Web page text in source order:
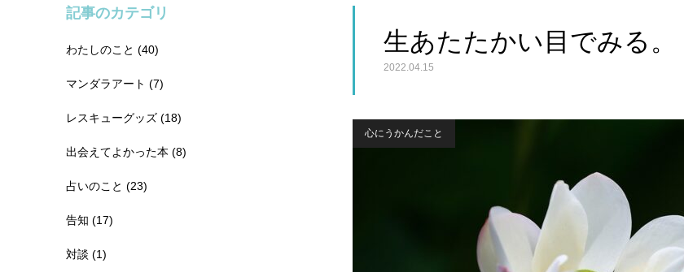
生あたたかい目でみる。
2022.04.15
心にうかんだこと
記事のカテゴリ
わたしのこと (40)
マンダラアート (7)
レスキューグッズ (18)
出会えてよかった本 (8)
占いのこと (23)
告知 (17)
対談 (1)